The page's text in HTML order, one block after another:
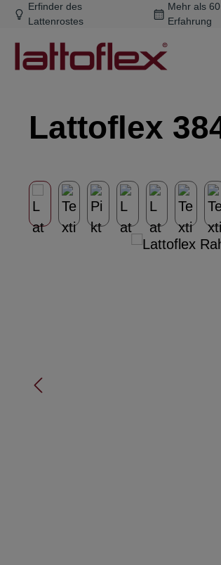
Hauptinhalt springen
Zur Suche springen
Zur Hauptnavigation springen
Erfinder des
Lattenrostes
Mehr als
Erfahrung
Lattoflex
Bildergalerie überspringen